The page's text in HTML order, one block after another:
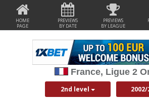
HOME
PAGE
PREVIEWS
BY DATE
PREVIEWS
BY LEAGUE
France, Ligue 2
2nd level 2002/